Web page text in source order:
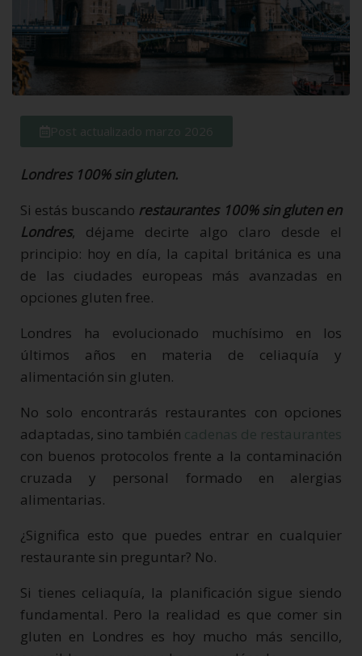
Post actualizado marzo 2026
Londres 100% sin gluten.
Si estás buscando restaurantes 100% sin gluten en
Londres, déjame decirte algo claro desde el
principio: hoy en día, la capital británica es una
de las ciudades europeas más avanzadas en
opciones gluten free.
Londres ha evolucionado muchísimo en los
últimos años en materia de celiaquía y
alimentación sin gluten.
No solo encontrarás restaurantes con opciones
adaptadas, sino también cadenas de restaurantes
con buenos protocolos frente a la contaminación
cruzada y personal formado en alergias
alimentarias.
¿Significa esto que puedes entrar en cualquier
restaurante sin preguntar? No.
Si tienes celiaquía, la planificación sigue siendo
fundamental. Pero la realidad es que comer sin
gluten en Londres es hoy mucho más sencillo,